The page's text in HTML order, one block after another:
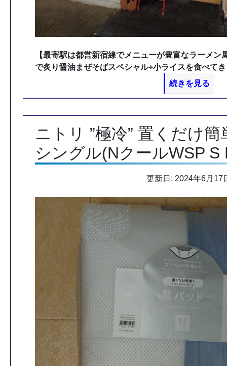
【最寄駅は都営新宿線でメニューが豊富なラーメ
で炙り醤油まぜそばスペシャル+小ライスを食べて
続きを見る
ニトリ ”極冷” 置くだけ
シングル(NクールWSP S
更新日: 2024年6月17